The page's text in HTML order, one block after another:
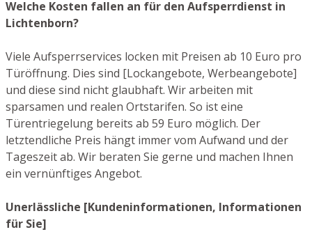
Welche Kosten fallen an für den Aufsperrdienst in
Lichtenborn?
Viele Aufsperrservices locken mit Preisen ab 10 Euro pro
Türöffnung. Dies sind [Lockangebote, Werbeangebote]
und diese sind nicht glaubhaft. Wir arbeiten mit
sparsamen und realen Ortstarifen. So ist eine
Türentriegelung bereits ab 59 Euro möglich. Der
letztendliche Preis hängt immer vom Aufwand und der
Tageszeit ab. Wir beraten Sie gerne und machen Ihnen
ein vernünftiges Angebot.
Unerlässliche [Kundeninformationen, Informationen
für Sie]